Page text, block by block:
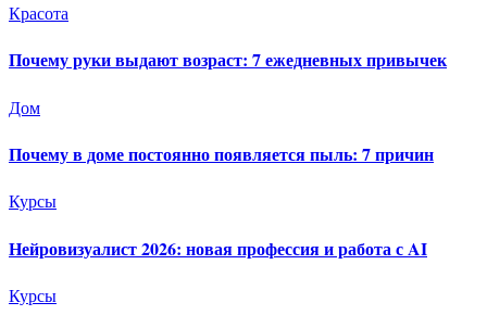
Красота
Почему руки выдают возраст: 7 ежедневных привычек
Дом
Почему в доме постоянно появляется пыль: 7 причин
Курсы
Нейровизуалист 2026: новая профессия и работа с AI
Курсы